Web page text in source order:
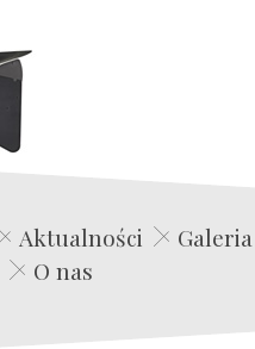
Edwin Film Agencja Aktorska
Aktualności
Galeria
O nas